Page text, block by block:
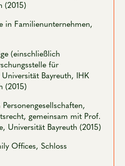
(2015)
in Familienunternehmen,
(einschließlich
für
Bayreuth, IHK
(2015)
gemeinsam mit Prof.
Universität Bayreuth (2015)
Offices, Schloss